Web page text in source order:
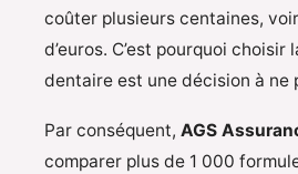
coûter plusieurs centaines,
d’euros. C’est pourquoi choisir
dentaire est une décision à ne
Par conséquent, AGS
comparer plus de 1 000